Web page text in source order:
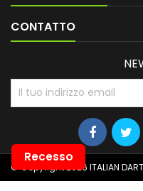
CONTATTO
© Copyright 2026 ITALIAN
Recesso